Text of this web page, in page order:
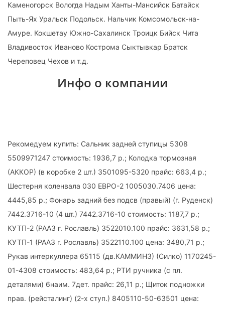
Каменогорск Вологда Надым Ханты-Мансийск Батайск
Пыть-Ях Уральск Подольск. Нальчик Комсомольск-на-
Амуре. Кокшетау Южно-Сахалинск Троицк Бийск Чита
Владивосток Иваново Кострома Сыктывкар Братск
Череповец Чехов и т.д.
Инфо о компании
Рекомедуем купить: Сальник задней ступицы 5308
5509971247 стоимость: 1936,7 р.; Колодка тормозная
(АККОР) (в коробке 2 шт.) 3501095-5320 прайс: 663,4 р.;
Шестерня коленвала 030 ЕВРО-2 1005030.7406 цена:
4445,85 р.; Фонарь задний без подсв (правый) (г. Руденск)
7442.3716-10 (4 шт.) 7442.3716-10 стоимость: 1187,7 р.;
КУТП-2 (РААЗ г. Рославль) 3522010.100 прайс: 3631,58 р.;
КУТП-1 (РААЗ г. Рославль) 3522110.100 цена: 3480,71 р.;
Рукав интеркуллера 65115 (дв.КАММИНЗ) (Силко) 1170245-
01-4308 стоимость: 483,64 р.; РТИ ручника (с пл.
деталями) 6наим. 7дет. прайс: 26,11 р.; Щиток подножки
прав. (рейсталинг) (2-х ступ.) 8405110-50-63501 цена: